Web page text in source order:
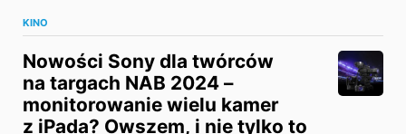
KINO
Nowości Sony dla twórców
na targach NAB 2024 –
monitorowanie wielu kamer
z iPada? Owszem, i nie tylko to